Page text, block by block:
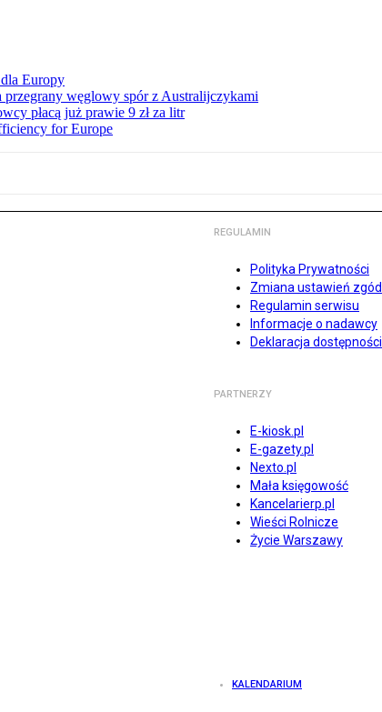
Europy
przegrany węglowy spór z Australijczykami
płacą już prawie 9 zł za litr
for Europe
REGULAMIN
Polityka Prywatności
Zmiana ustawień zgód
Regulamin serwisu
Informacje o nadawcy
Deklaracja dostępności
PARTNERZY
E-kiosk.pl
E-gazety.pl
Nexto.pl
Mała księgowość
Kancelarierp.pl
Wieści Rolnicze
Życie Warszawy
KALENDARIUM